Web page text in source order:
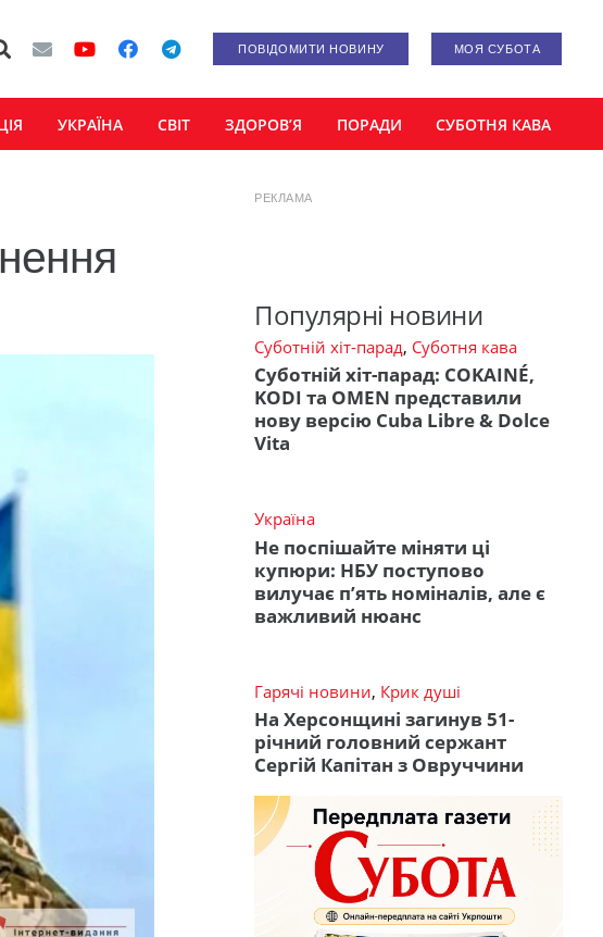
ПОВІДОМИТИ НОВИНУ МОЯ СУБОТА
УКРАЇНА СВІТ ЗДОРОВ’Я ПОРАДИ СУБОТНЯ КАВА
РЕКЛАМА
Популярні новини
Суботній хіт-парад, Суботня кава
Суботній хіт-парад: COKAINÉ,
KODI та OMEN представили
нову версію Cuba Libre & Dolce
Vita
Україна
Не поспішайте міняти ці
купюри: НБУ поступово
вилучає п’ять номіналів, але є
важливий нюанс
Гарячі новини, Крик душі
На Херсонщині загинув 51-
річний головний сержант
Сергій Капітан з Овруччини